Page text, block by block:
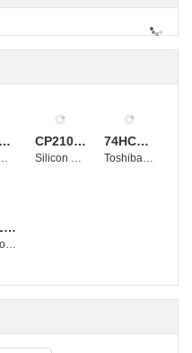
NTZS3151PT1G CP2102-GMR 74HC4053D
TS27L2CDT
STMicroelectronics